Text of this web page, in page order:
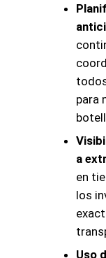
para
a
en
los
Uso